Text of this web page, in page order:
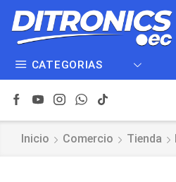
CATEGORIAS
Inicio Comercio Tienda